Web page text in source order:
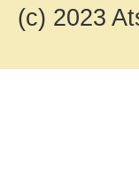
(c) 2023